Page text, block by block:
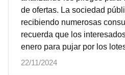
de ofertas. La sociedad
recibiendo numerosas
recuerda que los
enero para pujar por los
22/11/2024